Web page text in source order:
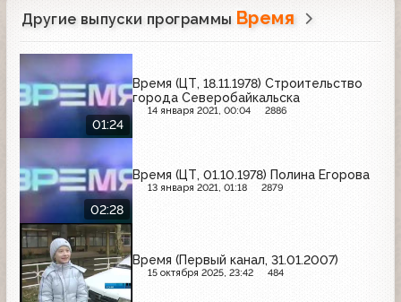
Другие выпуски программы Время
01:24
Время (ЦТ, 18.11.1978) Строительство
города Северобайкальска
14 января 2021, 00:04 2886
02:28
Время (ЦТ, 01.10.1978) Полина Егорова
13 января 2021, 01:18 2879
Время (Первый канал, 31.01.2007)
15 октября 2025, 23:42 484